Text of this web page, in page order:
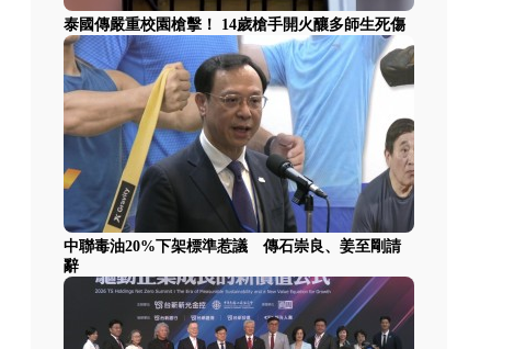
泰國傳嚴重校園槍擊！ 14歲槍手開火釀多師生死傷
中聯毒油20%下架標準惹議 傳石崇良、姜至剛請
辭